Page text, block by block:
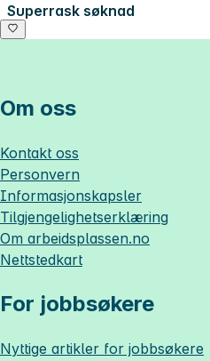
Superrask søknad
Om oss
Kontakt oss
Personvern
Informasjonskapsler
Tilgjengelighetserklæring
Om arbeidsplassen.no
Nettstedkart
For jobbsøkere
Nyttige artikler for jobbsøkere